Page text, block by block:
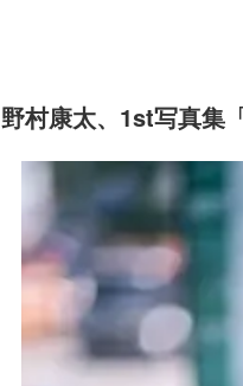
野村康太、1st写真集